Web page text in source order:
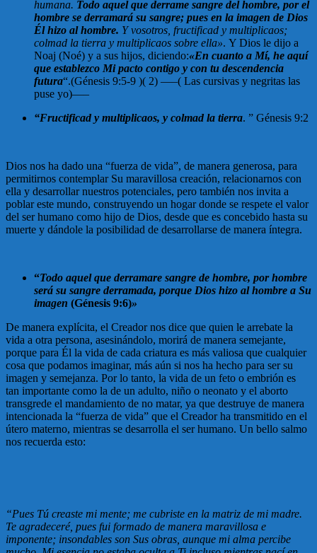
humana. Todo aquel que derrame sangre del hombre, por el
hombre se derramará su sangre; pues en la imagen de Dios
Él hizo al hombre. Y vosotros, fructificad y multiplicaos;
colmad la tierra y multiplicaos sobre ella». Y Dios le dijo a
Noaj (Noé) y a sus hijos, diciendo:«En cuanto a Mí, he aquí
que establezco Mi pacto contigo y con tu descendencia
futura“.(Génesis 9:5-9 )( 2) —–( Las cursivas y negritas las
puse yo)—–
“Fructificad y multiplicaos, y colmad la tierra. ” Génesis 9:2
Dios nos ha dado una “fuerza de vida”, de manera generosa, para
permitirnos contemplar Su maravillosa creación, relacionarnos con
ella y desarrollar nuestros potenciales, pero también nos invita a
poblar este mundo, construyendo un hogar donde se respete el valor
del ser humano como hijo de Dios, desde que es concebido hasta su
muerte y dándole la posibilidad de desarrollarse de manera íntegra.
“Todo aquel que derramare sangre de hombre, por hombre
será su sangre derramada, porque Dios hizo al hombre a Su
imagen (Génesis 9:6)»
De manera explícita, el Creador nos dice que quien le arrebate la
vida a otra persona, asesinándolo, morirá de manera semejante,
porque para Él la vida de cada criatura es más valiosa que cualquier
cosa que podamos imaginar, más aún si nos ha hecho para ser su
imagen y semejanza. Por lo tanto, la vida de un feto o embrión es
tan importante como la de un adulto, niño o neonato y el aborto
transgrede el mandamiento de no matar, ya que destruye de manera
intencionada la “fuerza de vida” que el Creador ha transmitido en el
útero materno, mientras se desarrolla el ser humano. Un bello salmo
nos recuerda esto:
“Pues Tú creaste mi mente; me cubriste en la matriz de mi madre.
Te agradeceré, pues fui formado de manera maravillosa e
imponente; insondables son Sus obras, aunque mi alma percibe